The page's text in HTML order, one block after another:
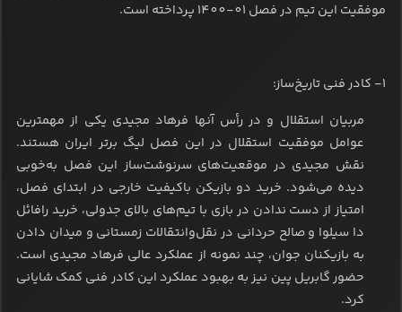
موفقیت این تیم در فصل 01-1400 پرداخته است.
1- کادر فنی تاریخ‌ساز:
مربیان استقلال و در رأس آنها فرهاد مجیدی یکی از مهمترین
عوامل موفقیت استقلال در این فصل لیگ برتر ایران هستند.
نقش مجیدی در موقعیت‌های سرنوشت‌ساز این فصل به‌خوبی
دیده می‌شود. خرید دو بازیکن باکیفیت خارجی در ابتدای فصل،
امتیاز از دست ندادن در بازی‌ با تیم‌های بالای جدولی، خرید رافائل
دا سیلوا و صالح حردانی در نقل‌وانتقالات زمستانی و میدان دادن
به بازیکنان جوان، چند نمونه از عملکرد عالی فرهاد مجیدی است.
حضور گابریل پین نیز به بهبود عملکرد این کادر فنی کمک شایانی
کرد.